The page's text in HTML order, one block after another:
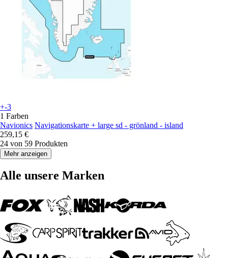
+-3
1 Farben
Navionics Navigationskarte + large sd - grönland - island
259,15 €
24 von 59 Produkten
Mehr anzeigen
Alle unsere Marken